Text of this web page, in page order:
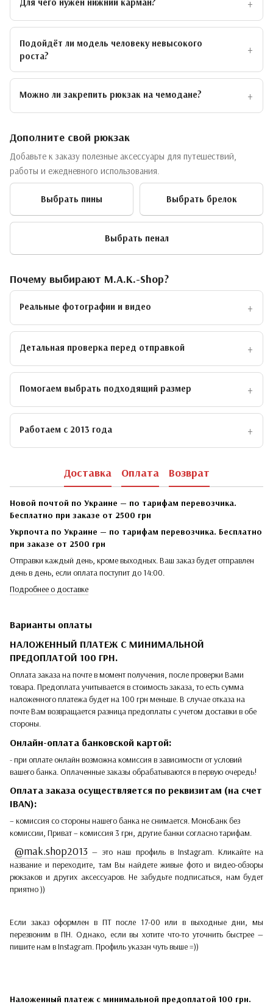
Для чего нужен нижний карман?
Подойдёт ли модель человеку невысокого
роста?
Можно ли закрепить рюкзак на чемодане?
Дополните свой рюкзак
Добавьте к заказу полезные аксессуары для путешествий,
работы и ежедневного использования.
Выбрать пины Выбрать брелок
Выбрать пенал
Почему выбирают M.A.K.-Shop?
Реальные фотографии и видео
Детальная проверка перед отправкой
Помогаем выбрать подходящий размер
Работаем с 2013 года
Доставка Оплата Возврат
Новой почтой по Украине — по тарифам перевозчика.
Бесплатно при заказе от 2500 грн
Укрпочта по Украине — по тарифам перевозчика. Бесплатно
при заказе от 2500 грн
Отправки каждый день, кроме выходных. Ваш заказ будет отправлен
день в день, если оплата поступит до 14:00.
Подробнее о доставке
Варианты оплаты
НАЛОЖЕННЫЙ ПЛАТЕЖ С МИНИМАЛЬНОЙ
ПРЕДОПЛАТОЙ 100 ГРН.
Оплата заказа на почте в момент получения, после проверки Вами
товара. Предоплата учитывается в стоимость заказа, то есть сумма
наложенного платежа будет на 100 грн меньше. В случае отказа на
почте Вам возвращается разница предоплаты с учетом доставки в обе
стороны.
Онлайн-оплата банковской картой:
- при оплате онлайн возможна комиссия в зависимости от условий
вашего банка. Оплаченные заказы обрабатываются в первую очередь!
Оплата заказа осуществляется по реквизитам (на счет
IBAN):
– комиссия со стороны нашего банка не снимается. МоноБанк без
комиссии, Приват – комиссия 3 грн, другие банки согласно тарифам.
@mak.shop2013 — это наш профиль в Instagram. Кликайте на
название и переходите, там Вы найдете живые фото и видео-обзоры
рюкзаков и других аксессуаров. Не забудьте подписаться, нам будет
приятно ))
Если заказ оформлен в ПТ после 17-00 или в выходные дни, мы
перезвоним в ПН. Однако, если вы хотите что-то уточнить быстрее —
пишите нам в Instagram. Профиль указан чуть выше =))
Наложенный платеж с минимальной предоплатой 100 грн.